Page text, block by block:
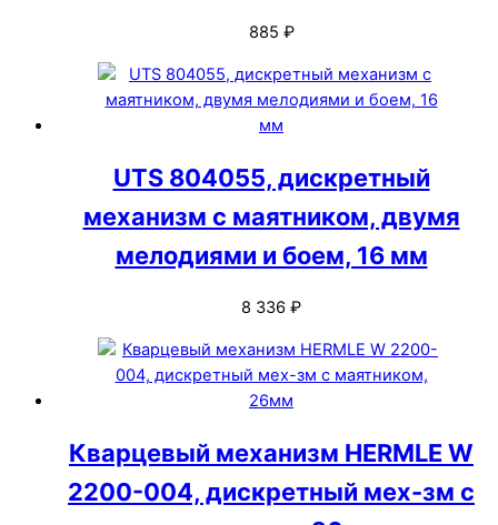
885 ₽
UTS 804055, дискретный
механизм с маятником, двумя
мелодиями и боем, 16 мм
8 336 ₽
Кварцевый механизм HERMLE W
2200-004, дискретный мех-зм с